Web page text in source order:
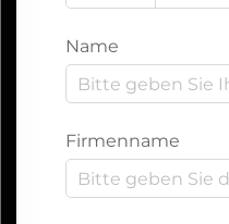
Name
Firmenname